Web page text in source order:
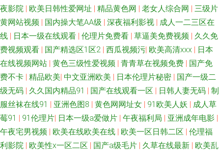
新色悠悠久久色 狠狠美乳插 香蕉视频下载黄 国产精品成人一区二区 影音先
锋欧美爱情 大香蕉亚洲 一级片秋霞黄色网 国产91日本精品 51视频在线观看
国产91视频网 91极品福利 欧美精品网页 91n在线网页免费 国产第五区 婷婷
超碰91 福利网址 婷婷色免费福利导航 豆花视频成人社区入口 色妞干网免费
视频网站 大香蕉论坛 色精品国产 91社区色情网站 久久精美视频 91秀秀 青
草激情网 91视频播放精品 九一传媒影视传媒 伊人大久久AV 91福利微拍导航
夜影院 | 欧美日韩性爱网址 | 精品黄色网 | 老女人综合网 | 三级片
黄网站视频 | 国内操大笔AA级 | 深夜福利影视 | 成人一二三区在
线 | 日本一级在线观看 | 伦理片免费看 | 草逼美免费视频 | 久久免
费视频观看 | 国产精选区1区2 | 西瓜视频污| 欧美高清xxx | 日本
在线视频网站 | 黄色三级性爱视频 | 青青草在视频免费 | 国产免
费不卡 | 精品欧美| 中文亚洲欧美 | 日本伦理片秘密 | 国产一级二
级无码 | 久久国内精品91 | 国产在线观看一区 | 日韩人妻无码 | 制
服丝袜在线91 | 亚洲色图8 | 黄色网网址女 | 91欧美人妖 | 成人草
莓91 | 91伦理片| 日本一级a爱做片 | 午夜福利局 | 亚洲成年电影 |
午夜宅男视频 | 欧美在线欧美在线 | 欧美一区日韩二区 | 伦理福
利影院 | 欧美性x一区二区 | 国产a级毛片 | 久草在线最新 | 欧美乱